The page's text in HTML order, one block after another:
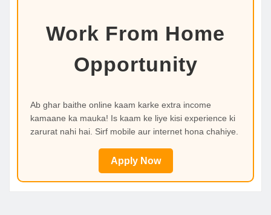
Work From Home
Opportunity
Ab ghar baithe online kaam karke extra income
kamaane ka mauka! Is kaam ke liye kisi experience ki
zarurat nahi hai. Sirf mobile aur internet hona chahiye.
Apply Now